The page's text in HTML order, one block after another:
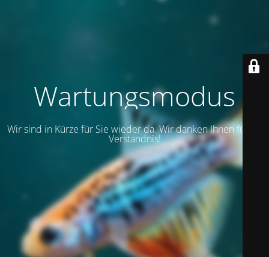
Wartungsmodus
Wir sind in Kürze für Sie wieder da. Wir danken Ihnen für Ihr
Verständnis!